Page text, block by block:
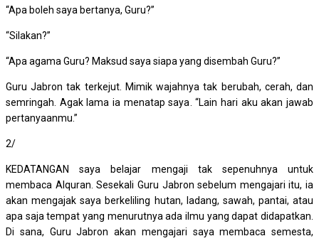
“Apa boleh saya bertanya, Guru?”
“Silakan?”
“Apa agama Guru? Maksud saya siapa yang disembah Guru?”
Guru Jabron tak terkejut. Mimik wajahnya tak berubah, cerah, dan
semringah. Agak lama ia menatap saya. “Lain hari aku akan jawab
pertanyaanmu.”
2/
KEDATANGAN saya belajar mengaji tak sepenuhnya untuk
membaca Alquran. Sesekali Guru Jabron sebelum mengajari itu, ia
akan mengajak saya berkeliling hutan, ladang, sawah, pantai, atau
apa saja tempat yang menurutnya ada ilmu yang dapat didapatkan.
Di sana, Guru Jabron akan mengajari saya membaca semesta,